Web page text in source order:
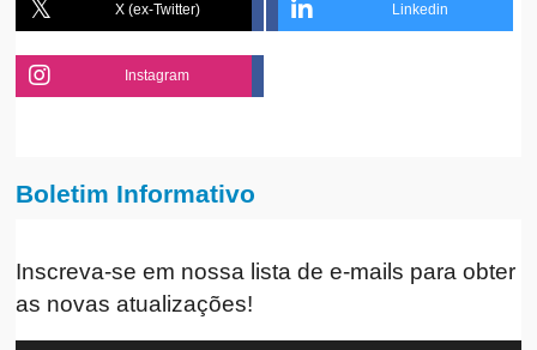
X (ex-Twitter) Linkedin
Instagram
Boletim Informativo
Inscreva-se em nossa lista de e-mails para obter
as novas atualizações!